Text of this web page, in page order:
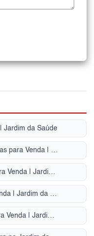
Jardim da Saúde
Apartamento com portaria 24 horas para Venda | Jardim da Saúde
Sobrado com ar condicionado para Venda | Jardim da Saúde
Casa Térrea com quintal para Venda | Jardim da Saúde
Apartamento hidromassagem para Venda | Jardim da Saúde